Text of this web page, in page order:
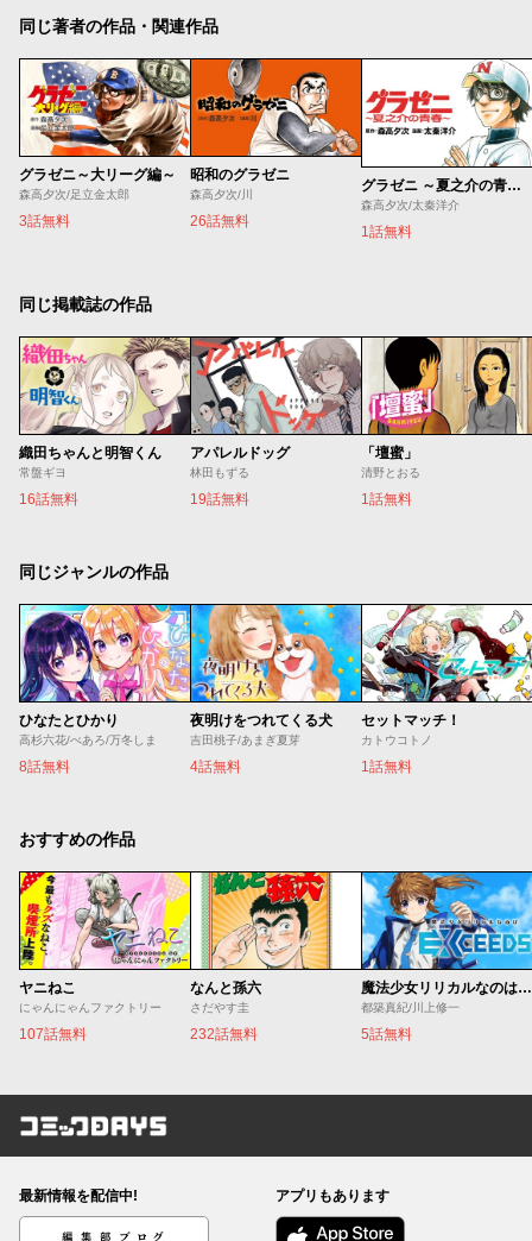
同じ著者の作品・関連作品
グラゼニ～大リーグ編～
森高夕次/足立金太郎
3話無料
昭和のグラゼニ
森高夕次/川
26話無料
グラゼニ ～夏之介の青春～
森高夕次/太秦洋介
1話無料
同じ掲載誌の作品
織田ちゃんと明智くん
常盤ギヨ
16話無料
アパレルドッグ
林田もずる
19話無料
「壇蜜」
清野とおる
1話無料
同じジャンルの作品
ひなたとひかり
高杉六花/べあろ/万冬しま
8話無料
夜明けをつれてくる犬
吉田桃子/あまぎ夏芽
4話無料
セットマッチ！
カトウコトノ
1話無料
おすすめの作品
ヤニねこ
にゃんにゃんファクトリー
107話無料
なんと孫六
さだやす圭
232話無料
魔法少女リリカルなのは EXCEEDS
都築真紀/川上修一
5話無料
コミックDAYS
最新情報を配信中!
編集部ブログ
アプリもあります